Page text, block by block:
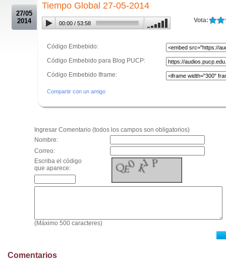
27/05
2014
Tiempo Global 27-05-2014
Vota:
00:00 / 53:58
Código Embebido:
Código Embebido para Blog PUCP:
Código Embebido Iframe:
Compartir con un amigo
Ingresar Comentario (todos los campos son obligatorios)
Nombre:
Correo:
Escriba el código
que aparece:
(Máximo 500 caracteres)
Comentarios